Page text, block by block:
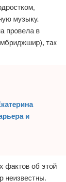
музыку.
провела в
так
и
фактов об этой
неизвестны.